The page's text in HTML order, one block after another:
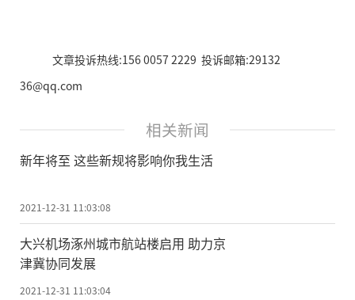
文章投诉热线:156 0057 2229 投诉邮箱:29132
36@qq.com
相关新闻
新年将至 这些新规将影响你我生活
2021-12-31 11:03:08
大兴机场涿州城市航站楼启用 助力京
津冀协同发展
2021-12-31 11:03:04